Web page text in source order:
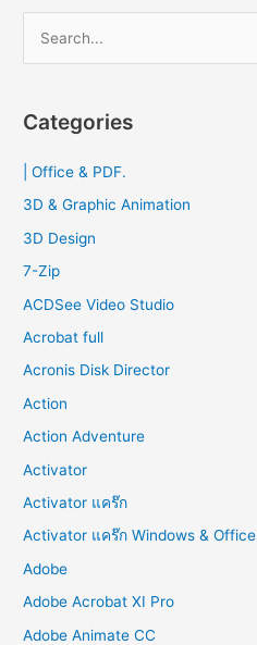
r
f
o
Categories
| Office & PDF.
3D & Graphic Animation
3D Design
7-Zip
ACDSee Video Studio
Acrobat full
Acronis Disk Director
Action
Action Adventure
Activator
Activator แคร๊ก
Activator แคร๊ก Windows & Office
Adobe
Adobe Acrobat XI Pro
Adobe Animate CC